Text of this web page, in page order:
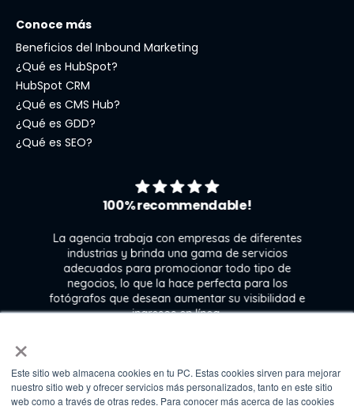
×
Este sitio web almacena cookies en tu PC. Estas cookies sirven para mejorar
nuestro sitio web y ofrecer servicios más personalizados, tanto en este sitio
web como a través de otras redes. Para conocer más acerca de las cookies
Conoce más
Beneficios del Inbound Marketing
¿Qué es HubSpot?
HubSpot CRM
¿Qué es CMS Hub?
¿Qué es GDD?
¿Qué es SEO?
100% recommendable!
La agencia trabaja con empresas de diferentes
industrias y brinda una gama de servicios
adecuados para promocionar todo tipo de
negocios, lo que la hace perfecta para los
fotógrafos que desean aumentar su visibilidad e
ingresos en línea.
Kate Gross
Marketing & graphic design assistant at